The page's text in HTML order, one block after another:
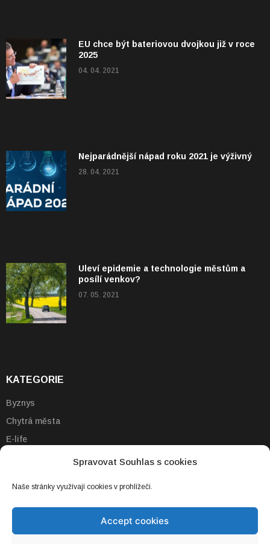
Spravovat Souhlas s cookies
Naše stránky využívají cookies v prohlížeči.
Accept cookies
EU chce být bateriovou dvojkou již v roce
2025
04. 04. 2021
Nejparádnější nápad roku 2021 je výživný
28. 04. 2021
Uleví epidemie a technologie městům a
posílí venkov?
07. 05. 2021
KATEGORIE
Byznys
Chytrá města
E-life
Technologie
Vzdělávání